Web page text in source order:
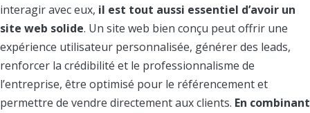
interagir avec eux, il est tout aussi essentiel d’avoir un
site web solide. Un site web bien conçu peut offrir une
expérience utilisateur personnalisée, générer des leads,
renforcer la crédibilité et le professionnalisme de
l’entreprise, être optimisé pour le référencement et
permettre de vendre directement aux clients. En combinant